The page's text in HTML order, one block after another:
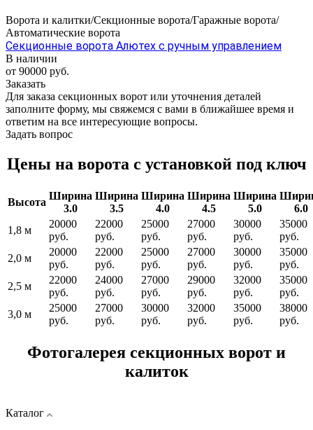
Ворота и калитки/Секционные ворота/Гаражные ворота/
Автоматические ворота
Секционные ворота Алютех с ручным управлением
В наличии
от 90000 руб.
Заказать
Для заказа секционных ворот или уточнения деталей
заполните форму, мы свяжемся с вами в ближайшее время и
ответим на все интересующие вопросы.
Задать вопрос
Цены на ворота с установкой под ключ
Высота
Ширина
3.0
Ширина
3.5
Ширина
4.0
Ширина
4.5
Ширина
5.0
6.0
1,8 м
20000
руб.
22000
руб.
25000
руб.
27000
руб.
30000
руб.
35000
руб.
2,0 м
20000
руб.
22000
руб.
25000
руб.
27000
руб.
30000
руб.
35000
руб.
2,5 м
22000
руб.
24000
руб.
27000
руб.
29000
руб.
32000
руб.
35000
руб.
3,0 м
25000
руб.
27000
руб.
30000
руб.
32000
руб.
35000
руб.
38000
руб.
Фотогалерея секционных ворот и
калиток
Каталог